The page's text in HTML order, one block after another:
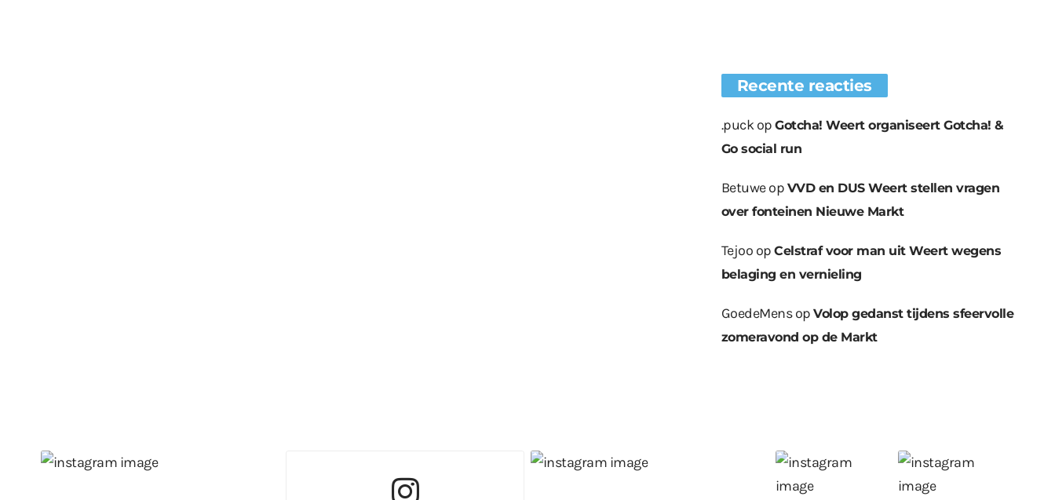
Recente reacties
.puckopGotcha! Weert organiseert Gotcha! &
Go social run
Betuweop VVD en DUS Weert stellen vragen
over fonteinen Nieuwe Markt
Tejoo opCelstraf voor man uit Weert wegens
belaging en vernieling
GoedeMensopVolop gedanst tijdens sfeervolle
zomeravond op de Markt